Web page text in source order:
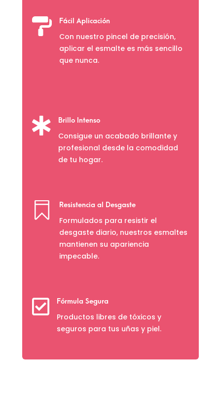
 Fácil Aplicación
Con nuestro pincel de precisión,
aplicar el esmalte es más sencillo
que nunca.
 Brillo Intenso
Consigue un acabado brillante y
profesional desde la comodidad
de tu hogar.
 Resistencia al Desgaste
Formulados para resistir el
desgaste diario, nuestros esmaltes
mantienen su apariencia
impecable.
 Fórmula Segura
Productos libres de tóxicos y
seguros para tus uñas y piel.